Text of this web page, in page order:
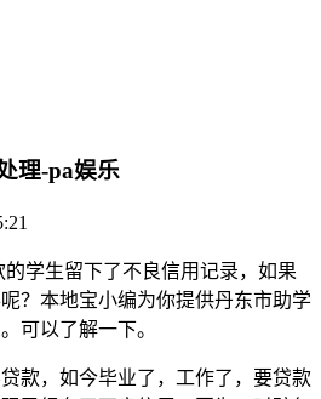
理-pa娱乐
学生留下了不良信用记录，如果
？本地宝小编为你提供丹东市助学
可以了解一下。
，如今毕业了，工作了，要贷款